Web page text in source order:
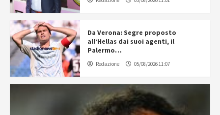
Da Verona: Segre proposto
all’Hellas dai suoi agenti, il
Palermo…
Redazione 05/08/2026 11:07